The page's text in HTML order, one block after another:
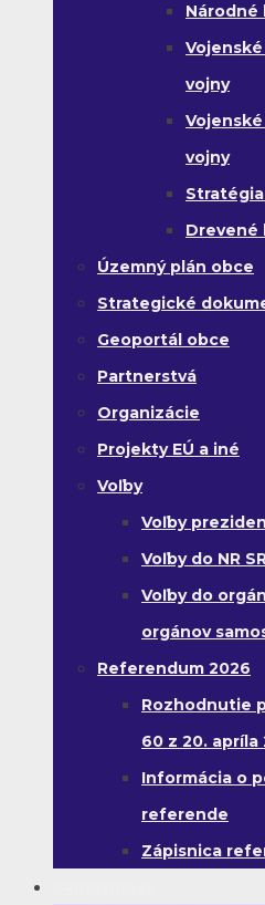
vojny
vojny
Drevené
Územný plán obce
Strategické
Geoportál obce
Partnerstvá
Organizácie
Projekty EÚ a iné
Voľby
Voľby
Voľby do NR
Voľby do
orgánov
Referendum 2026
Rozhodnutie
60 z 20.
Informácia o
referende
Zápisnica